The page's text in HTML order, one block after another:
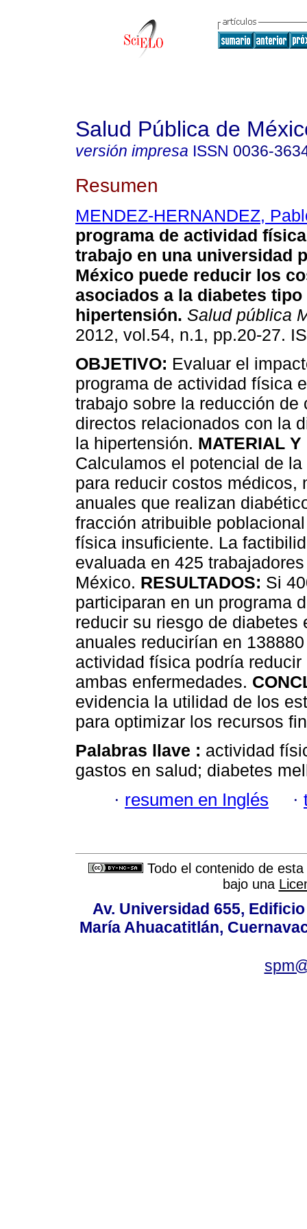
Salud Pública de
versión impresa ISSN 0036-
Resumen
MENDEZ-HERNANDEZ,
programa de actividad
trabajo en una universidad
México puede reducir los
asociados a la diabetes tipo
hipertensión. Salud pública
2012, vol.54, n.1, pp.20-27.
OBJETIVO: Evaluar el
programa de actividad física
trabajo sobre la reducción de
directos relacionados con la
la hipertensión. MATERIAL Y
Calculamos el potencial de
para reducir costos
anuales que realizan
fracción atribuible
física insuficiente. La
evaluada en 425
México. RESULTADOS: Si
participaran en un programa
reducir su riesgo de
anuales reducirían en
actividad física podría
ambas enfermedades.
evidencia la utilidad de los
para optimizar los recursos
Palabras llave : actividad
gastos en salud; diabetes
· resumen en Inglés ·
Todo el contenido de
bajo una
Av. Universidad 655,
María Ahuacatitlán,